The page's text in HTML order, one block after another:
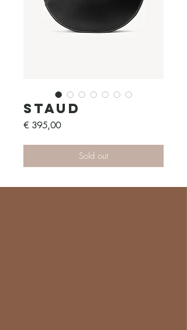
Staud
€ 395,00Prijs
Sold out